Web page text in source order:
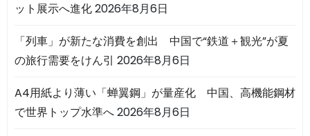
ット展示へ進化2026年8月6日
「列車」が新たな消費を創出 中国で“鉄道＋観光”が夏
の旅行需要をけん引 2026年8月6日
A4用紙より薄い「蝉翼鋼」が量産化 中国、高機能鋼材
で世界トップ水準へ2026年8月6日